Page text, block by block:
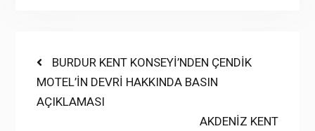
Yazı
gezinmesi
Previous
post:
BURDUR KENT KONSEYİ’NDEN ÇENDİK
MOTEL’İN DEVRİ HAKKINDA BASIN
AÇIKLAMASI
Next
AKDENİZ KENT